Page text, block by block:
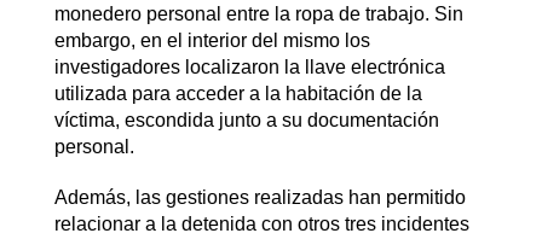
monedero personal entre la ropa de trabajo. Sin
embargo, en el interior del mismo los
investigadores localizaron la llave electrónica
utilizada para acceder a la habitación de la
víctima, escondida junto a su documentación
personal.
Además, las gestiones realizadas han permitido
relacionar a la detenida con otros tres incidentes